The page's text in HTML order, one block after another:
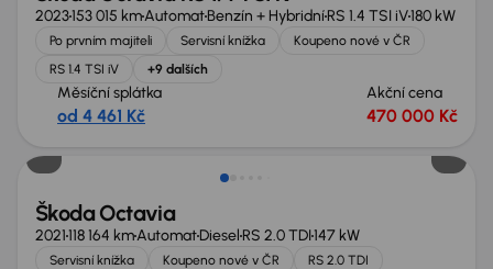
2023153 015 kmAutomatBenzín + HybridníRS 1.4 TSI iV180 kW
Po prvním majiteli Servisní knížka
Koupeno nové v ČR
RS 1.4 TSI iV
+9 dalších
Měsíční splátka
od 4 461 Kč
Akční cena
470 000 Kč
Škoda Octavia
2021118 164 kmAutomatDiesel RS 2.0 TDI147 kW
Servisní knížka Koupeno nové v ČR
RS 2.0 TDI